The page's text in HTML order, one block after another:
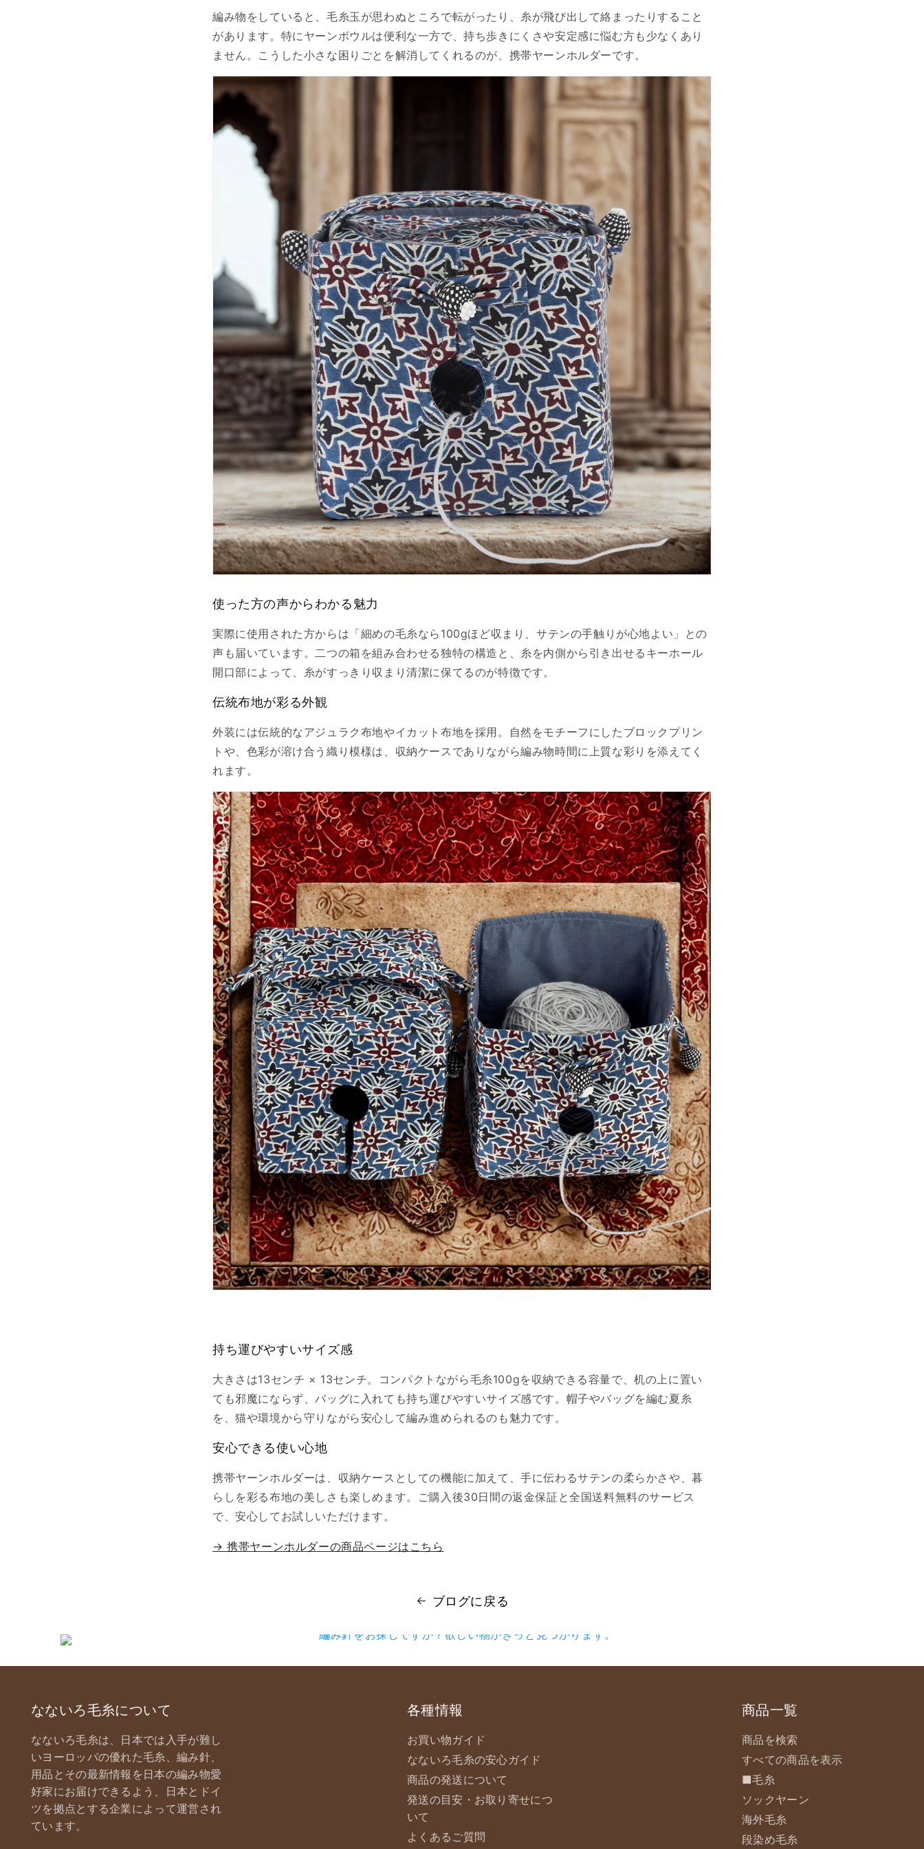
編み物をしていると、毛糸玉が思わぬところで転がったり、糸が飛び出して絡まったりすること
があります。特にヤーンボウルは便利な一方で、持ち歩きにくさや安定感に悩む方も少なくあり
ません。こうした小さな困りごとを解消してくれるのが、携帯ヤーンホルダーです。
使った方の声からわかる魅力
実際に使用された方からは「細めの毛糸なら100gほど収まり、サテンの手触りが心地よい」との
声も届いています。二つの箱を組み合わせる独特の構造と、糸を内側から引き出せるキーホール
開口部によって、糸がすっきり収まり清潔に保てるのが特徴です。
伝統布地が彩る外観
外装には伝統的なアジュラク布地やイカット布地を採用。自然をモチーフにしたブロックプリン
トや、色彩が溶け合う織り模様は、収納ケースでありながら編み物時間に上質な彩りを添えてく
れます。
持ち運びやすいサイズ感
大きさは13センチ × 13センチ。コンパクトながら毛糸100gを収納できる容量で、机の上に置い
ても邪魔にならず、バッグに入れても持ち運びやすいサイズ感です。帽子やバッグを編む夏糸
を、猫や環境から守りながら安心して編み進められるのも魅力です。
安心できる使い心地
携帯ヤーンホルダーは、収納ケースとしての機能に加えて、手に伝わるサテンの柔らかさや、暮
らしを彩る布地の美しさも楽しめます。ご購入後30日間の返金保証と全国送料無料のサービス
で、安心してお試しいただけます。
→ 携帯ヤーンホルダーの商品ページはこちら
ブログに戻る
なないろ毛糸について
なないろ毛糸は、日本では入手が難し
いヨーロッパの優れた毛糸、編み針、
用品とその最新情報を日本の編み物愛
好家にお届けできるよう、日本とドイ
ツを拠点とする企業によって運営され
ています。
各種情報
お買い物ガイド
なないろ毛糸の安心ガイド
商品の発送について
発送の目安・お取り寄せにつ
いて
よくあるご質問
商品一覧
商品を検索
すべての商品を表示
■毛糸
ソックヤーン
海外毛糸
段染め毛糸